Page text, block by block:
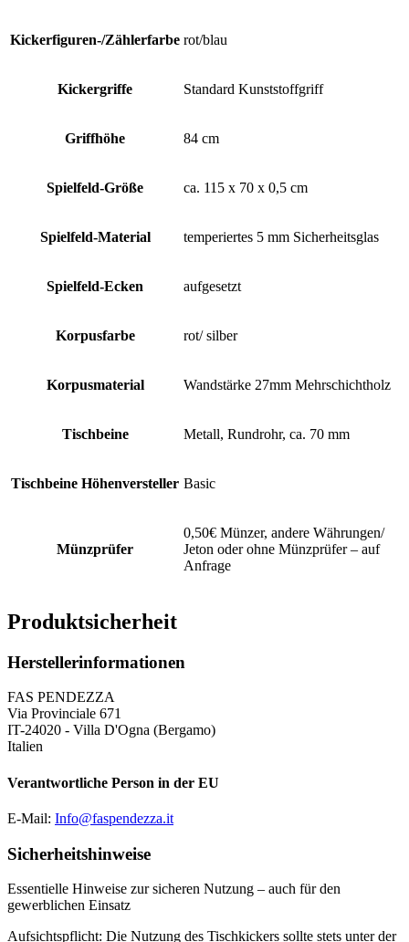
Kickerfiguren-/Zählerfarbe rot/blau
Kickergriffe Standard Kunststoffgriff
Griffhöhe 84 cm
Spielfeld-Größe ca. 115 x 70 x 0,5 cm
Spielfeld-Material temperiertes 5 mm Sicherheitsglas
Spielfeld-Ecken aufgesetzt
Korpusfarbe rot/ silber
Korpusmaterial Wandstärke 27mm Mehrschichtholz
Tischbeine Metall, Rundrohr, ca. 70 mm
Tischbeine Höhenversteller Basic
Münzprüfer
0,50€ Münzer, andere Währungen/
Jeton oder ohne Münzprüfer – auf
Anfrage
Produktsicherheit
Herstellerinformationen
FAS PENDEZZA
Via Provinciale 671
IT-24020 - Villa D'Ogna (Bergamo)
Italien
Verantwortliche Person in der EU
E-Mail: Info@faspendezza.it
Sicherheitshinweise
Essentielle Hinweise zur sicheren Nutzung – auch für den
gewerblichen Einsatz
Aufsichtspflicht: Die Nutzung des Tischkickers sollte stets unter der